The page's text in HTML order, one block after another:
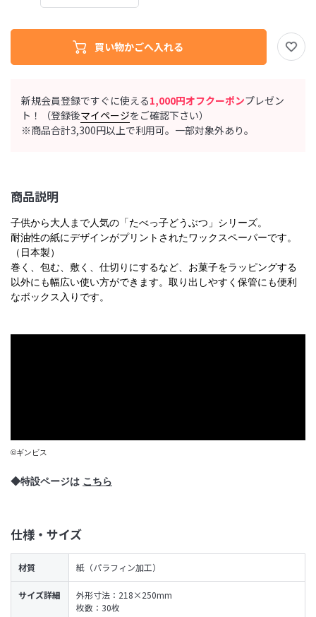
新規会員登録ですぐに使える1,000円オフクーポンプレゼン
ト！（登録後マイページをご確認下さい）
※商品合計3,300円以上で利用可。一部対象外あり。
商品説明
子供から大人まで人気の「たべっ子どうぶつ」シリーズ。
耐油性の紙にデザインがプリントされたワックスペーパーです。
（日本製）
巻く、包む、敷く、仕切りにするなど、お菓子をラッピングする
以外にも幅広い使い方ができます。 取り出しやすく保管にも便利
なボックス入りです。
©ギンビス
◆特設ページは こちら
仕様・サイズ
材質 紙（パラフィン加工）
サイズ詳細
外形寸法：218×250mm
枚数：30枚